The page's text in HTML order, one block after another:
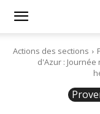
Licra
Actions des sections
d'Azur :